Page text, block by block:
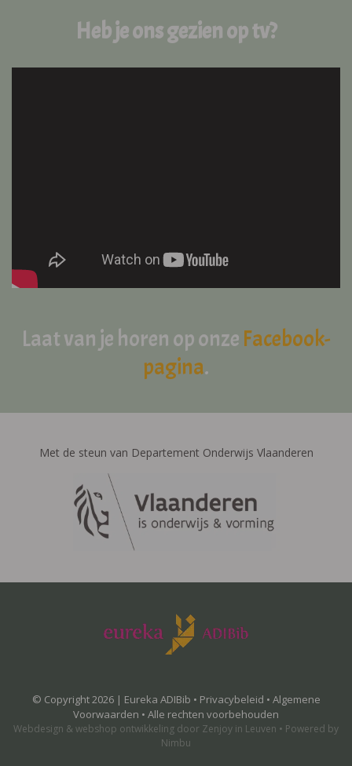
Heb je ons gezien op tv?
Laat van je horen op onzeFacebook-
pagina.
Met de steun van Departement Onderwijs Vlaanderen
© Copyright 2026 | Eureka ADIBib • Privacybeleid • Algemene
Voorwaarden • Alle rechten voorbehouden
Webdesign & webshop ontwikkeling door Zenjoy in Leuven • Powered by
Nimbu